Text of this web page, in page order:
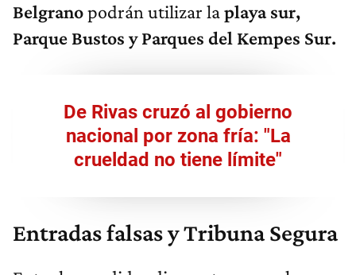
Belgranopodrán utilizar laplaya sur,
Parque Bustos y Parques del Kempes Sur.
De Rivas cruzó al gobierno
nacional por zona fría: "La
crueldad no tiene límite"​
Entradas falsas y Tribuna Segura